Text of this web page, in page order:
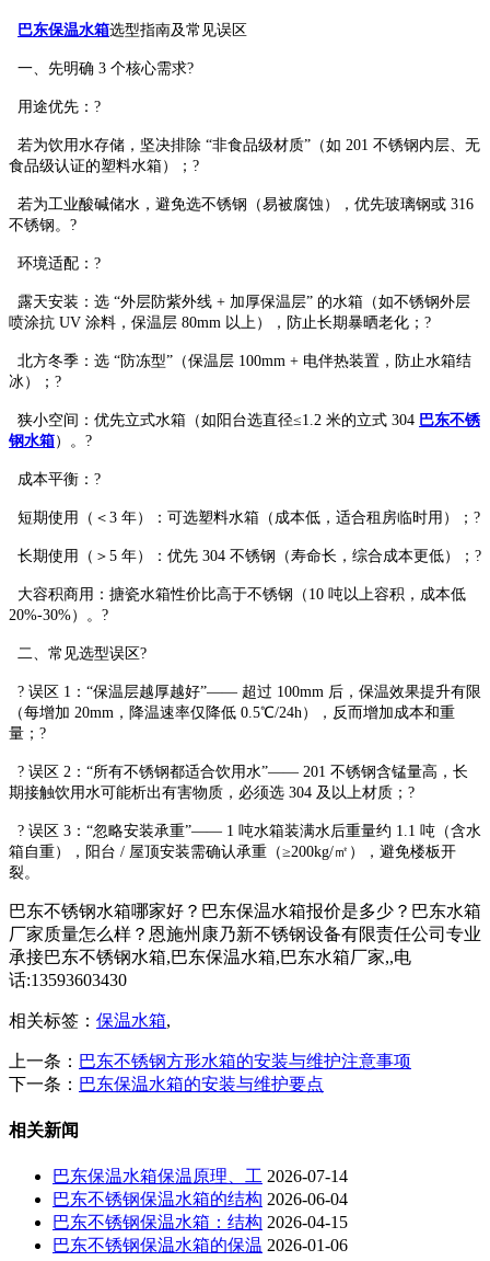
巴东保温水箱选型指南及常见误区
一、先明确 3 个核心需求?
用途优先：?
若为饮用水存储，坚决排除 “非食品级材质”（如 201 不锈钢内层、无
食品级认证的塑料水箱）；?
若为工业酸碱储水，避免选不锈钢（易被腐蚀），优先玻璃钢或 316
不锈钢。?
环境适配：?
露天安装：选 “外层防紫外线 + 加厚保温层” 的水箱（如不锈钢外层
喷涂抗 UV 涂料，保温层 80mm 以上），防止长期暴晒老化；?
北方冬季：选 “防冻型”（保温层 100mm + 电伴热装置，防止水箱结
冰）；?
狭小空间：优先立式水箱（如阳台选直径≤1.2 米的立式 304 巴东不锈
钢水箱）。?
成本平衡：?
短期使用（＜3 年）：可选塑料水箱（成本低，适合租房临时用）；?
长期使用（＞5 年）：优先 304 不锈钢（寿命长，综合成本更低）；?
大容积商用：搪瓷水箱性价比高于不锈钢（10 吨以上容积，成本低
20%-30%）。?
二、常见选型误区?
? 误区 1：“保温层越厚越好”—— 超过 100mm 后，保温效果提升有限
（每增加 20mm，降温速率仅降低 0.5℃/24h），反而增加成本和重
量；?
? 误区 2：“所有不锈钢都适合饮用水”—— 201 不锈钢含锰量高，长
期接触饮用水可能析出有害物质，必须选 304 及以上材质；?
? 误区 3：“忽略安装承重”—— 1 吨水箱装满水后重量约 1.1 吨（含水
箱自重），阳台 / 屋顶安装需确认承重（≥200kg/㎡），避免楼板开
裂。
巴东不锈钢水箱哪家好？巴东保温水箱报价是多少？巴东水箱
厂家质量怎么样？恩施州康乃新不锈钢设备有限责任公司专业
承接巴东不锈钢水箱,巴东保温水箱,巴东水箱厂家,,电
话:13593603430
相关标签： 保温水箱,
上一条： 巴东不锈钢方形水箱的安装与维护注意事项
下一条： 巴东保温水箱的安装与维护要点
相关新闻
巴东保温水箱保温原理、工 2026-07-14
巴东不锈钢保温水箱的结构 2026-06-04
巴东不锈钢保温水箱：结构 2026-04-15
巴东不锈钢保温水箱的保温 2026-01-06